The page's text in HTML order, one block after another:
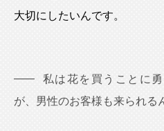
大切にしたいんです。
私は花を買うことに
が、男性のお客様も来られる